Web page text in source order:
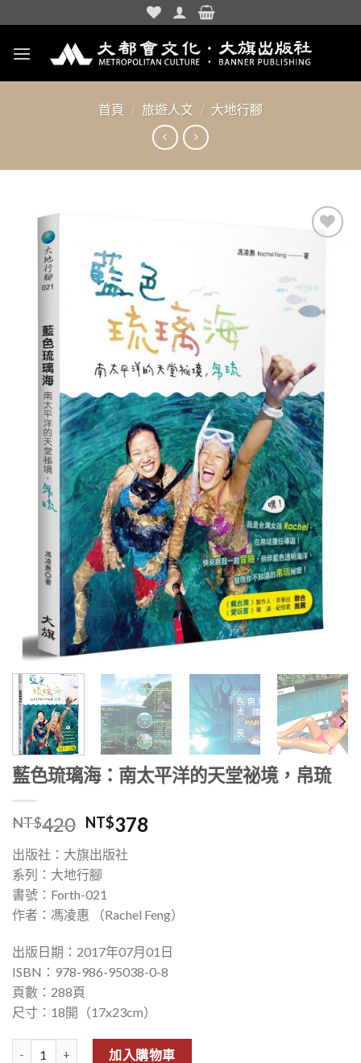
to
content
首頁 / 旅遊人文 / 大地行腳
藍色琉璃海：南太平洋的天堂祕境，帛琉
NT$420 NT$378
出版社：大旗出版社
系列：大地行腳
書號：Forth-021
作者：馮凌惠 （Rachel Feng）
出版日期：2017年07月01日
ISBN：978-986-95038-0-8
頁數：288頁
尺寸：18開（17x23cm）
藍色琉璃海：南太平洋的天堂祕境，帛琉 數量
加入購物車